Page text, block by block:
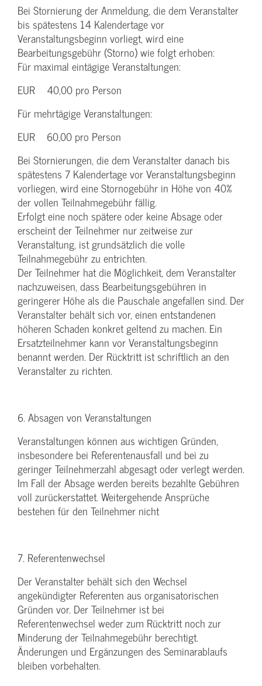
Bei Stornierung der Anmeldung, die dem Veranstalter
bis spätestens 14 Kalendertage vor
Veranstaltungsbeginn vorliegt, wird eine
Bearbeitungsgebühr (Storno) wie folgt erhoben:
Für maximal eintägige Veranstaltungen:
EUR 40,00 pro Person
Für mehrtägige Veranstaltungen:
EUR 60,00 pro Person
Bei Stornierungen, die dem Veranstalter danach bis
spätestens 7 Kalendertage vor Veranstaltungsbeginn
vorliegen, wird eine Stornogebühr in Höhe von 40%
der vollen Teilnahmegebühr fällig.
Erfolgt eine noch spätere oder keine Absage oder
erscheint der Teilnehmer nur zeitweise zur
Veranstaltung, ist grundsätzlich die volle
Teilnahmegebühr zu entrichten.
Der Teilnehmer hat die Möglichkeit, dem Veranstalter
nachzuweisen, dass Bearbeitungsgebühren in
geringerer Höhe als die Pauschale angefallen sind. Der
Veranstalter behält sich vor, einen entstandenen
höheren Schaden konkret geltend zu machen. Ein
Ersatzteilnehmer kann vor Veranstaltungsbeginn
benannt werden. Der Rücktritt ist schriftlich an den
Veranstalter zu richten.
6. Absagen von Veranstaltungen
Veranstaltungen können aus wichtigen Gründen,
insbesondere bei Referentenausfall und bei zu
geringer Teilnehmerzahl abgesagt oder verlegt werden.
Im Fall der Absage werden bereits bezahlte Gebühren
voll zurückerstattet. Weitergehende Ansprüche
bestehen für den Teilnehmer nicht
7. Referentenwechsel
Der Veranstalter behält sich den Wechsel
angekündigter Referenten aus organisatorischen
Gründen vor. Der Teilnehmer ist bei
Referentenwechsel weder zum Rücktritt noch zur
Minderung der Teilnahmegebühr berechtigt.
Änderungen und Ergänzungen des Seminarablaufs
bleiben vorbehalten.